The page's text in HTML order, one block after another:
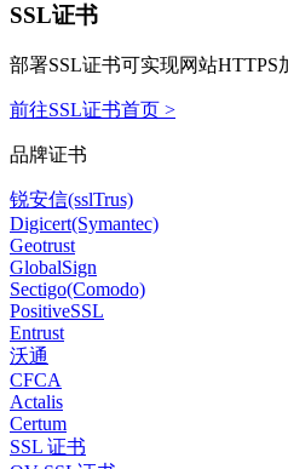
SSL证书
部署SSL证书可实现网站HTTPS
前往SSL证书首页 >
品牌证书
锐安信(sslTrus)
Digicert(Symantec)
Geotrust
GlobalSign
Sectigo(Comodo)
PositiveSSL
Entrust
沃通
CFCA
Actalis
Certum
SSL 证书